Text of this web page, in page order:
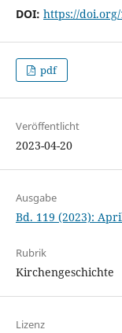
DOI: https://
pdf
Veröffentlicht
2023-04-20
Ausgabe
Bd. 119 (2023):
Rubrik
Kirchengeschichte
Lizenz